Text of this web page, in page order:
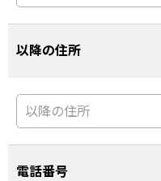
以降の住所
電話番号